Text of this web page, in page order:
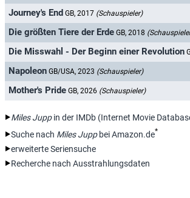
Journey's End GB, 2017 (Schauspieler)
Die größten Tiere der Erde GB, 2018
Die Misswahl - Der Beginn einer Revolution
Napoleon GB/USA, 2023 (Schauspieler)
Mother's Pride GB, 2026 (Schauspieler)
Miles Juppin der IMDb (Internet Movie
Suche nach Miles Juppbei Amazon.de*
erweiterte Seriensuche
Recherche nach Ausstrahlungsdaten